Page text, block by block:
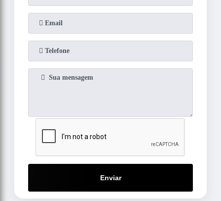
Enviar